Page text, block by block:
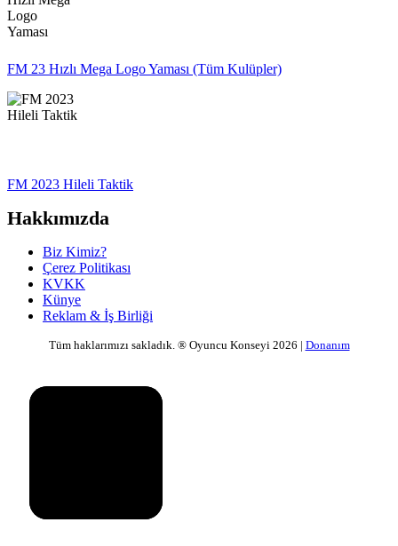
FM 23 Hızlı Mega Logo Yaması (Tüm Kulüpler)
FM 2023 Hileli Taktik
Hakkımızda
Biz Kimiz?
Çerez Politikası
KVKK
Künye
Reklam & İş Birliği
Tüm haklarımızı sakladık. ® Oyuncu Konseyi 2026 | Donanım